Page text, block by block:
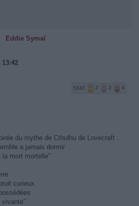
Eddie Symaï
5347 2 2 4
du mythe de Cthulhu de Lovecraft :
a jamais dormir
la mort mortelle"
curieux
vivante"